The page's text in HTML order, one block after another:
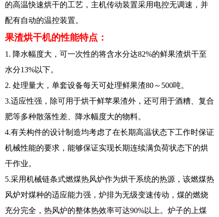
的高温快速烘干的工艺，主机传动装置采用电控无调速，并
配有自动的温控装置。
果渣烘干机的性能特点：
1. 降水幅度大，可一次性的将含水分达82%的鲜果渣烘干至
水分13%以下。
2. 处理量大，单套设备每天可处理鲜果渣80～500吨。
3.适应性强，除可用于烘干鲜苹果渣外，还可用于酒糟、复合
肥等多种散落性差、降水幅度大的物料。
4.有关构件的设计制造均考虑了在长期高温状态下工作时保证
机械性能的要求，能够保证实现长期连续满负荷状态下的烘
干作业。
5.采用机械链条式燃煤热风炉作为烘干系统的热源，该燃煤热
风炉对煤种的适应能力强，炉排为无级变速传动，煤的燃烧
充分完全，热风炉的整体热效率可达90%以上。炉子的上煤